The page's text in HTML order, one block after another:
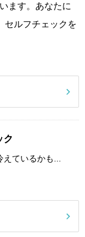
ます。あなたに
セルフチェックを
ク
ているかも...